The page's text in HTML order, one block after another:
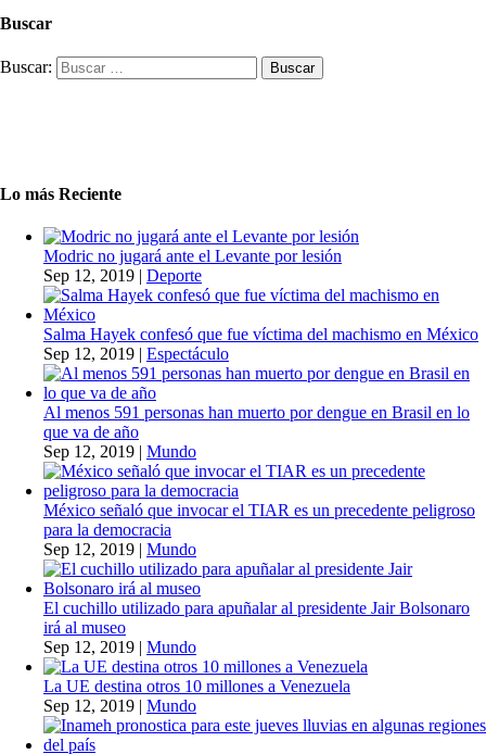
Buscar
Buscar:
Lo más Reciente
Modric no jugará ante el Levante por lesión
Sep 12, 2019 | Deporte
Salma Hayek confesó que fue víctima del machismo en México
Sep 12, 2019 | Espectáculo
Al menos 591 personas han muerto por dengue en Brasil en lo
que va de año
Sep 12, 2019 | Mundo
México señaló que invocar el TIAR es un precedente peligroso
para la democracia
Sep 12, 2019 | Mundo
El cuchillo utilizado para apuñalar al presidente Jair Bolsonaro
irá al museo
Sep 12, 2019 | Mundo
La UE destina otros 10 millones a Venezuela
Sep 12, 2019 | Mundo